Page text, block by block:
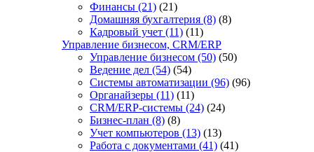
Финансы (21) (21)
Домашняя бухгалтерия (8) (8)
Кадровый учет (11) (11)
Управление бизнесом, CRM/ERP
Управление бизнесом (50) (50)
Ведение дел (54) (54)
Системы автоматизации (96) (96)
Органайзеры (11) (11)
CRM/ERP-системы (24) (24)
Бизнес-план (8) (8)
Учет компьютеров (13) (13)
Работа с документами (41) (41)